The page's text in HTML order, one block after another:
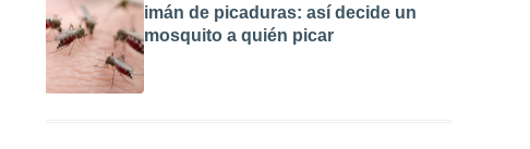
imán de picaduras: así decide un
mosquito a quién picar